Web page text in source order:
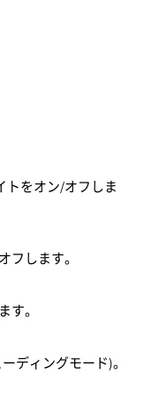
トをオン/オフしま
フします。
す。
ディングモード)。